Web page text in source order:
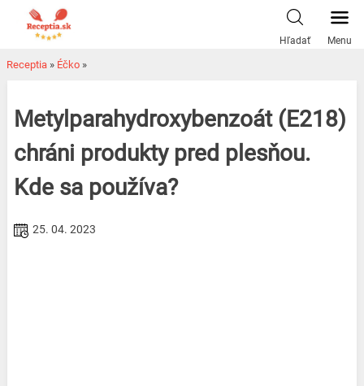
Hľadať Menu
Receptia » Éčko »
Metylparahydroxybenzoát (E218)
chráni produkty pred plesňou.
Kde sa používa?
25. 04. 2023